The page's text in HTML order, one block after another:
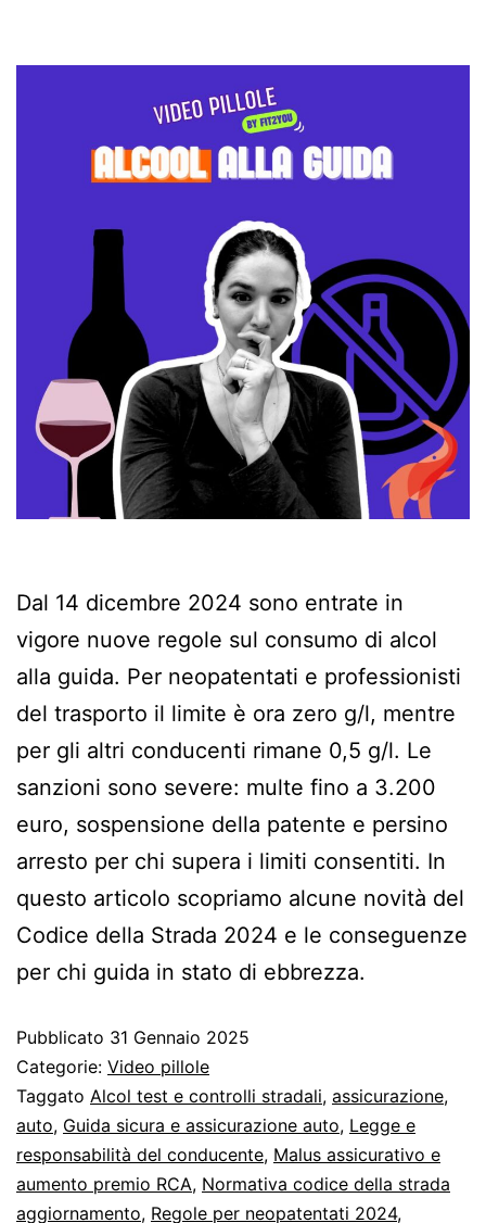
Dal 14 dicembre 2024 sono entrate in
vigore nuove regole sul consumo di alcol
alla guida. Per neopatentati e professionisti
del trasporto il limite è ora zero g/l, mentre
per gli altri conducenti rimane 0,5 g/l. Le
sanzioni sono severe: multe fino a 3.200
euro, sospensione della patente e persino
arresto per chi supera i limiti consentiti. In
questo articolo scopriamo alcune novità del
Codice della Strada 2024 e le conseguenze
per chi guida in stato di ebbrezza.
Pubblicato 31 Gennaio 2025
Categorie: Video pillole
Taggato Alcol test e controlli stradali, assicurazione,
auto, Guida sicura e assicurazione auto, Legge e
responsabilità del conducente, Malus assicurativo e
aumento premio RCA, Normativa codice della strada
aggiornamento, Regole per neopatentati 2024,